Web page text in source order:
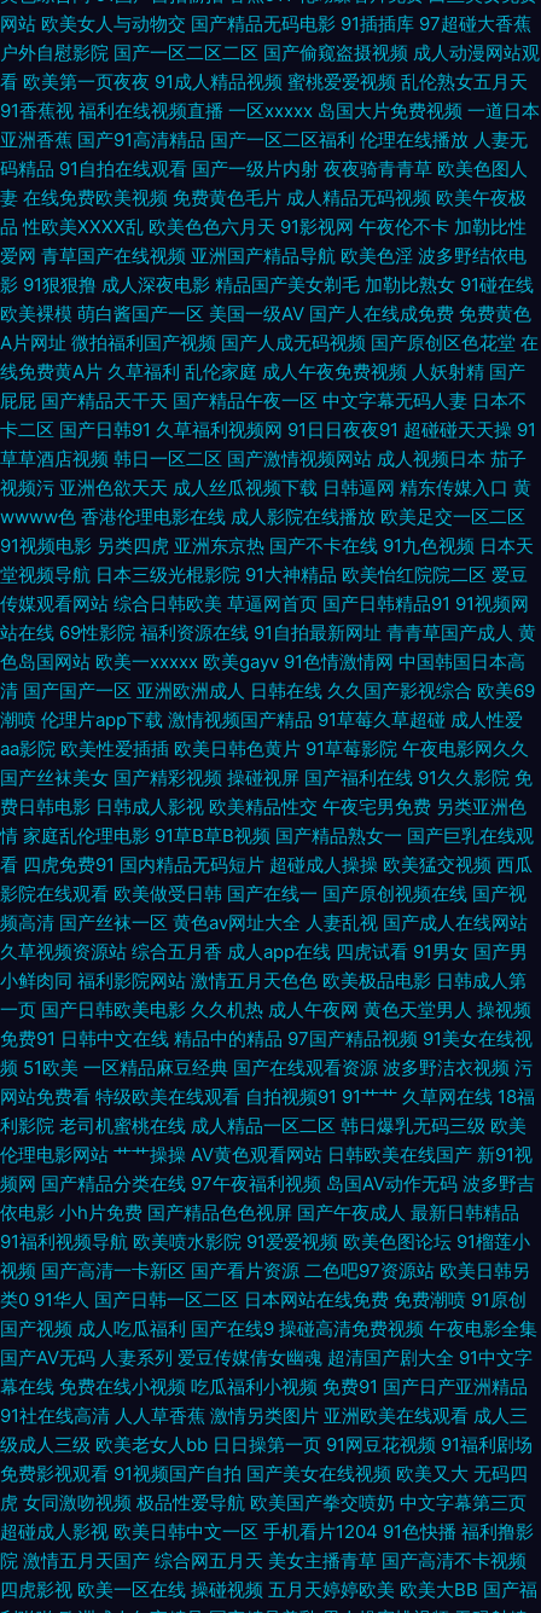
摸97 亚洲另类三级 午夜性爱视频1久 国产成人久草 另类女同 成人电影国产
MV 欧美性爱第五页 99热网 超碰在线人妻 欧美人成综合网 男人天堂无码av
日本AA片 国产天天操天天爽 大香蕉综合 97人妻人人干 成人Aⅴ网站 亚洲色
色污 日韩精品大片 网站免费黄 东京热99 天天干天天曰 99啪啪热 天天肏视
频 成人福利社 性爱网导航 超碰免费人 色图综合网 wwwcom黄 国产精品性
爱 深夜AV影视 青青草草视频 欧洲www第五页 亚洲色图另类图片 伊人东京
招 91视频网站入口 国产视频福利导航 91网站黄 另类av性爱 韩国美女青草
福利视频三分钟 国产1区2区3区 AV熟女闻香 老司机色综合 wwwav黄色 亚
洲无码电源 豆花视频一区 福利嫩草在线导航 成人AV三级传媒 2026天天肏
97天码 精品天天干 久久精品这里18 亚洲丝袜色图 韩国午夜无码av 午夜色
影院 四虎影像 岛国欧美a级视频 97cao操 欧美情色导航 国产片91 91桃色入
口 青青草国产欧美 欧美人妖五月天 91福利包网站 btav天堂在线 大香蕉久久
综合 国产黄色自拍网址 九九爱热 国产精品日逼 老湿影院免费x片 www久久
狼友 AAA淫网 超碰国产99 精东无码成人影业 免费在线成人网 www欧美91
免费久久伊人网 久草视频网 A片大香蕉 影音AV在线资源 老湿福利社 九一免
费看片 伊人色色网 久久伊人欧洲 久久视频老司机 人妖丝袜 91原创论坛 香蕉
视频网站 抖阴福利视频 午夜操B影院 豆花社区福利 91竹菊 人人摸人人 男人
资源 成人AV影音 日日夜夜看毛片 天天肏屄 九一福利版 超碰人人操91 91深
夜福利一区 97色色网址 国产另类老女人 91社区免费 日本aa成人在线 俺去
也综合网 黄色A片网址 福利电影加勒比 免费操性逼色 亚洲福利香蕉导航 抖
阴一二区 操少妇综合网 www青青操 尤物天堂 成人9118禁 99国产丝袜在线
青青草草网 欧美少女性交开包 亚洲91网站 日韩欧美精品撸 欧美性爰aa 影音
先锋黑丝高跟 精东视频 久久伊人久久 欧美三级网址 日本免费AA片 日韩成人
123 国产精品25 www青青草 91在线swag 超碰人妻在线观看 AV黄色强奸影
院 青娱乐av91 欧美玖玖爱111 91在线免费视频 91在线资源网 欧美亚州国产
日精品久久 97久久 亚洲色天堂在线 日本福利导航 欧美色图中文 福利五区
网站 欧美女人与动物交 国产精品无码电影 91插插库 97超碰大香蕉
户外自慰影院 国产一区二区二区 国产偷窥盗摄视频 成人动漫网站观
看 欧美第一页夜夜 91成人精品视频 蜜桃爱爱视频 乱伦熟女五月天
91香蕉视 福利在线视频直播 一区xxxxx 岛国大片免费视频 一道日本
亚洲香蕉 国产91高清精品 国产一区二区福利 伦理在线播放 人妻无
码精品 91自拍在线观看 国产一级片内射 夜夜骑青青草 欧美色图人
妻 在线免费欧美视频 免费黄色毛片 成人精品无码视频 欧美午夜极
品 性欧美ⅩⅩⅩⅩ乱 欧美色色六月天 91影视网 午夜伦不卡 加勒比性
爱网 青草国产在线视频 亚洲国产精品导航 欧美色淫 波多野结依电
影 91狠狠撸 成人深夜电影 精品国产美女剃毛 加勒比熟女 91碰在线
欧美裸模 萌白酱国产一区 美国一级AV 国产人在线成免费 免费黄色
A片网址 微拍福利国产视频 国产人成无码视频 国产原创区色花堂 在
线免费黄A片 久草福利 乱伦家庭 成人午夜免费视频 人妖射精 国产
屁屁 国产精品天干天 国产精品午夜一区 中文字幕无码人妻 日本不
卡二区 国产日韩91 久草福利视频网 91日日夜夜91 超碰碰天天操 91
草草酒店视频 韩日一区二区 国产激情视频网站 成人视频日本 茄子
视频污 亚洲色欲天天 成人丝瓜视频下载 日韩逼网 精东传媒入口 黄
wwww色 香港伦理电影在线 成人影院在线播放 欧美足交一区二区
91视频电影 另类四虎 亚洲东京热 国产不卡在线 91九色视频 日本天
堂视频导航 日本三级光棍影院 91大神精品 欧美怡红院院二区 爱豆
传媒观看网站 综合日韩欧美 草逼网首页 国产日韩精品91 91视频网
站在线 69性影院 福利资源在线 91自拍最新网址 青青草国产成人 黄
色岛国网站 欧美一xxxxx 欧美gayv 91色情激情网 中国韩国日本高
清 国产国产一区 亚洲欧洲成人 日韩在线 久久国产影视综合 欧美69
潮喷 伦理片app下载 激情视频国产精品 91草莓久草超碰 成人性爱
aa影院 欧美性爱插插 欧美日韩色黄片 91草莓影院 午夜电影网久久
国产丝袜美女 国产精彩视频 操碰视屏 国产福利在线 91久久影院 免
费日韩电影 日韩成人影视 欧美精品性交 午夜宅男免费 另类亚洲色
情 家庭乱伦理电影 91草B草B视频 国产精品熟女一 国产巨乳在线观
看 四虎免费91 国内精品无码短片 超碰成人操操 欧美猛交视频 西瓜
影院在线观看 欧美做受日韩 国产在线一 国产原创视频在线 国产视
频高清 国产丝袜一区 黄色av网址大全 人妻乱视 国产成人在线网站
久草视频资源站 综合五月香 成人app在线 四虎试看 91男女 国产男
小鲜肉同 福利影院网站 激情五月天色色 欧美极品电影 日韩成人第
一页 国产日韩欧美电影 久久机热 成人午夜网 黄色天堂男人 操视频
免费91 日韩中文在线 精品中的精品 97国产精品视频 91美女在线视
频 51欧美 一区精品麻豆经典 国产在线观看资源 波多野洁衣视频 污
网站免费看 特级欧美在线观看 自拍视频91 91艹艹 久草网在线 18福
利影院 老司机蜜桃在线 成人精品一区二区 韩日爆乳无码三级 欧美
伦理电影网站 艹艹操操 AV黄色观看网站 日韩欧美在线国产 新91视
频网 国产精品分类在线 97午夜福利视频 岛国AV动作无码 波多野吉
依电影 小h片免费 国产精品色色视屏 国产午夜成人 最新日韩精品
91福利视频导航 欧美喷水影院 91爱爱视频 欧美色图论坛 91榴莲小
视频 国产高清一卡新区 国产看片资源 二色吧97资源站 欧美日韩另
类0 91华人 国产日韩一区二区 日本网站在线免费 免费潮喷 91原创
国产视频 成人吃瓜福利 国产在线9 操碰高清免费视频 午夜电影全集
国产AV无码 人妻系列 爱豆传媒倩女幽魂 超清国产剧大全 91中文字
幕在线 免费在线小视频 吃瓜福利小视频 免费91 国产日产亚洲精品
91社在线高清 人人草香蕉 激情另类图片 亚洲欧美在线观看 成人三
级成人三级 欧美老女人bb 日日操第一页 91网豆花视频 91福利剧场
免费影视观看 91视频国产自拍 国产美女在线视频 欧美又大 无码四
虎 女同激吻视频 极品性爱导航 欧美国产拳交喷奶 中文字幕第三页
超碰成人影视 欧美日韩中文一区 手机看片1204 91色快播 福利撸影
院 激情五月天国产 综合网五月天 美女主播青草 国产高清不卡视频
四虎影视 欧美一区在线 操碰视频 五月天婷婷欧美 欧美大BB 国产福